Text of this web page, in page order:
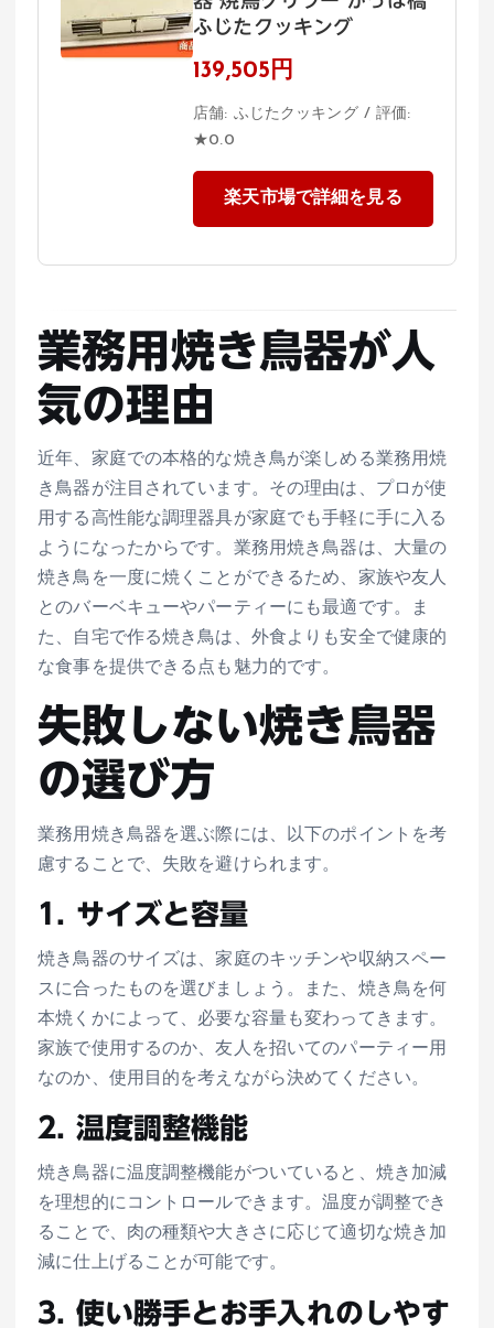
ふじたクッキング
139,505円
店舗: ふじたクッキング / 評価:
★0.0
楽天市場で詳細を見る
業務用焼き鳥器が人
気の理由
近年、家庭での本格的な焼き鳥が楽しめる業務用焼
き鳥器が注目されています。その理由は、プロが使
用する高性能な調理器具が家庭でも手軽に手に入る
ようになったからです。業務用焼き鳥器は、大量の
焼き鳥を一度に焼くことができるため、家族や友人
とのバーベキューやパーティーにも最適です。ま
た、自宅で作る焼き鳥は、外食よりも安全で健康的
な食事を提供できる点も魅力的です。
失敗しない焼き鳥器
の選び方
業務用焼き鳥器を選ぶ際には、以下のポイントを考
慮することで、失敗を避けられます。
1. サイズと容量
焼き鳥器のサイズは、家庭のキッチンや収納スペー
スに合ったものを選びましょう。また、焼き鳥を何
本焼くかによって、必要な容量も変わってきます。
家族で使用するのか、友人を招いてのパーティー用
なのか、使用目的を考えながら決めてください。
2. 温度調整機能
焼き鳥器に温度調整機能がついていると、焼き加減
を理想的にコントロールできます。温度が調整でき
ることで、肉の種類や大きさに応じて適切な焼き加
減に仕上げることが可能です。
3. 使い勝手とお手入れのしやす